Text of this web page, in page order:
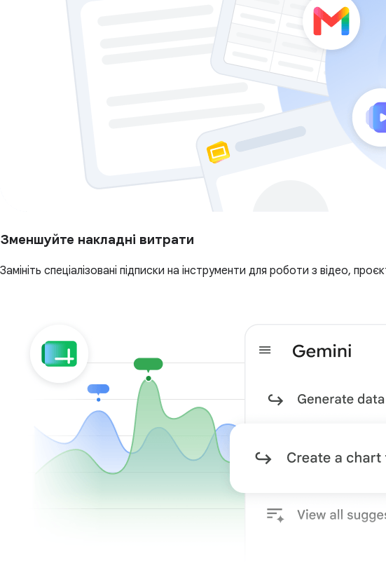
Зменшуйте накладні витрати
Замініть спеціалізовані підписки на інструменти для роботи з відео,